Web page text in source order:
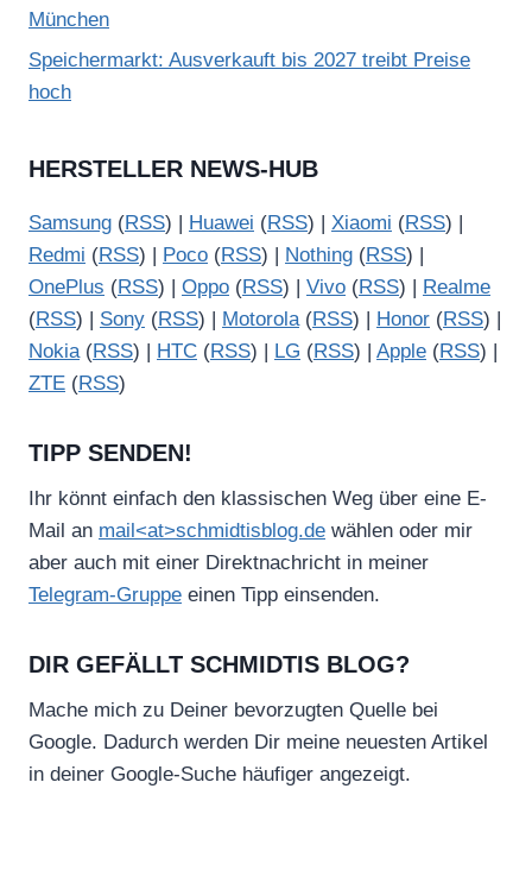
München
Speichermarkt: Ausverkauft bis 2027 treibt Preise
hoch
HERSTELLER NEWS-HUB
Samsung (RSS) | Huawei (RSS) | Xiaomi (RSS) |
Redmi (RSS) | Poco (RSS) | Nothing (RSS) |
OnePlus (RSS) | Oppo (RSS) | Vivo (RSS) |
Realme
(RSS) | Sony (RSS) | Motorola(RSS) | Honor (RSS) |
Nokia(RSS) | HTC (RSS) | LG (RSS) | Apple (RSS) |
ZTE (RSS)
TIPP SENDEN!
Ihr könnt einfach den klassischen Weg über eine E-
Mail an mail<at>schmidtisblog.de wählen oder mir
aber auch mit einer Direktnachricht in meiner
Telegram-Gruppe einen Tipp einsenden.
DIR GEFÄLLT SCHMIDTIS BLOG?
Mache mich zu Deiner bevorzugten Quelle bei
Google. Dadurch werden Dir meine neuesten Artikel
in deiner Google-Suche häufiger angezeigt.